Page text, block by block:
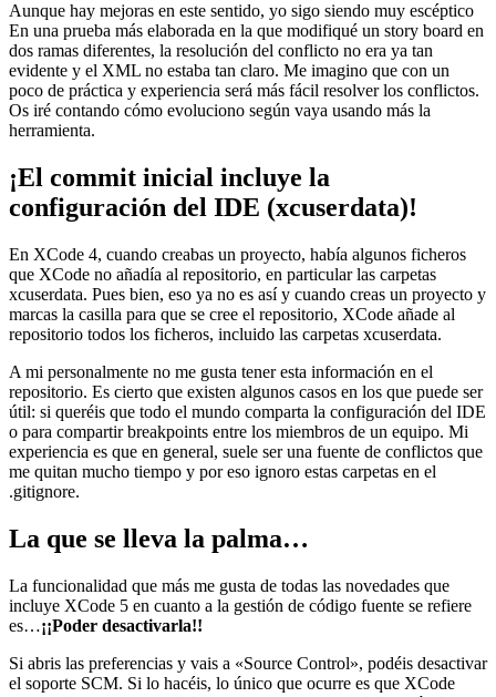
Aunque hay mejoras en este sentido, yo sigo siendo muy escéptico
En una prueba más elaborada en la que modifiqué un story board en
dos ramas diferentes, la resolución del conflicto no era ya tan
evidente y el XML no estaba tan claro. Me imagino que con un
poco de práctica y experiencia será más fácil resolver los conflictos.
Os iré contando cómo evoluciono según vaya usando más la
herramienta.
¡El commit inicial incluye la
configuración del IDE (xcuserdata)!
En XCode 4, cuando creabas un proyecto, había algunos ficheros
que XCode no añadía al repositorio, en particular las carpetas
xcuserdata. Pues bien, eso ya no es así y cuando creas un proyecto y
marcas la casilla para que se cree el repositorio, XCode añade al
repositorio todos los ficheros, incluido las carpetas xcuserdata.
A mi personalmente no me gusta tener esta información en el
repositorio. Es cierto que existen algunos casos en los que puede ser
útil: si queréis que todo el mundo comparta la configuración del IDE
o para compartir breakpoints entre los miembros de un equipo. Mi
experiencia es que en general, suele ser una fuente de conflictos que
me quitan mucho tiempo y por eso ignoro estas carpetas en el
.gitignore.
La que se lleva la palma…
La funcionalidad que más me gusta de todas las novedades que
incluye XCode 5 en cuanto a la gestión de código fuente se refiere
es…¡¡Poder desactivarla!!
Si abris las preferencias y vais a «Source Control», podéis desactivar
el soporte SCM. Si lo hacéis, lo único que ocurre es que XCode